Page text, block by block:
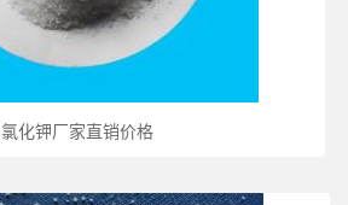
氯化钾厂家直销价格